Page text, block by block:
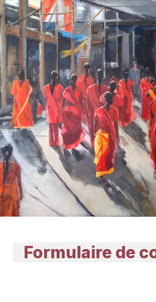
Formulaire de